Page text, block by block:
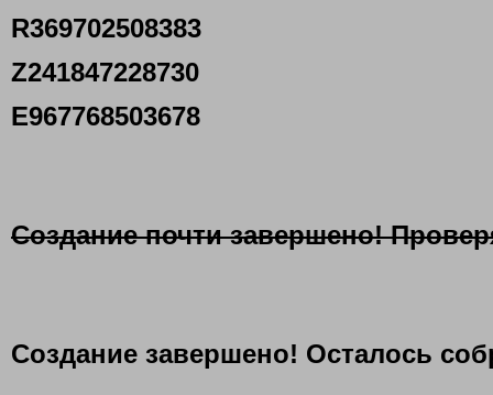
R369702508383
Z241847228730
E967768503678
Создание почти завершено!
Создание завершено! Осталось